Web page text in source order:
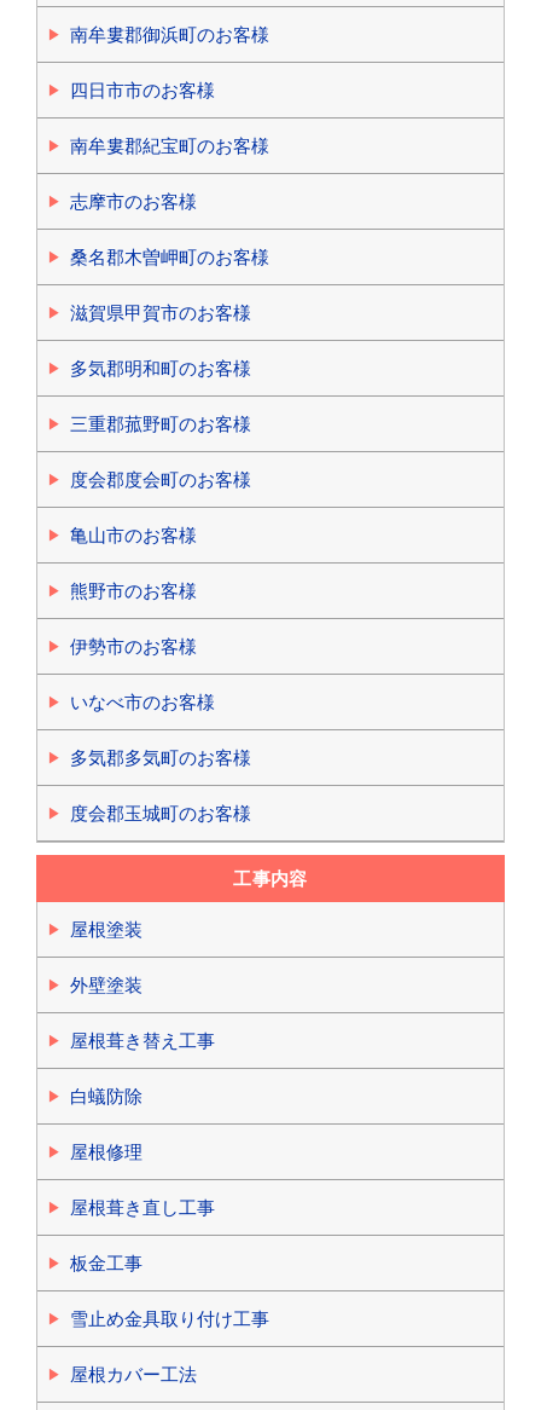
南牟婁郡御浜町のお客様
四日市市のお客様
南牟婁郡紀宝町のお客様
志摩市のお客様
桑名郡木曽岬町のお客様
滋賀県甲賀市のお客様
多気郡明和町のお客様
三重郡菰野町のお客様
度会郡度会町のお客様
亀山市のお客様
熊野市のお客様
伊勢市のお客様
いなべ市のお客様
多気郡多気町のお客様
度会郡玉城町のお客様
工事内容
屋根塗装
外壁塗装
屋根葺き替え工事
白蟻防除
屋根修理
屋根葺き直し工事
板金工事
雪止め金具取り付け工事
屋根カバー工法